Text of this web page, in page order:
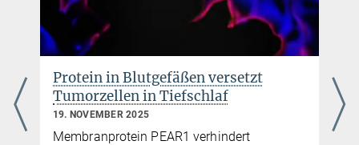
Protein in Blutgefäßen versetzt
Tumorzellen in Tiefschlaf
19. NOVEMBER 2025
Membranprotein PEAR1 verhindert